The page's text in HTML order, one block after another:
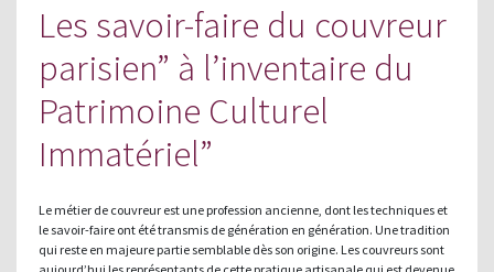
Les savoir-faire du couvreur
parisien” à l’inventaire du
Patrimoine Culturel
Immatériel”
Le métier de couvreur est une profession ancienne, dont les techniques et
le savoir-faire ont été transmis de génération en génération. Une tradition
qui reste en majeure partie semblable dès son origine. Les couvreurs sont